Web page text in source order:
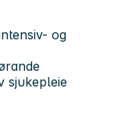
og
sjukepleie